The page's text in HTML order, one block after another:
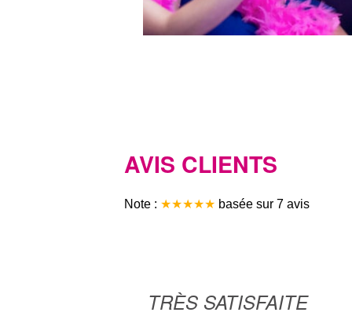
AVIS CLIENTS
Note : ★★★★★ basée sur 7 avis
TRÈS SATISFAITE